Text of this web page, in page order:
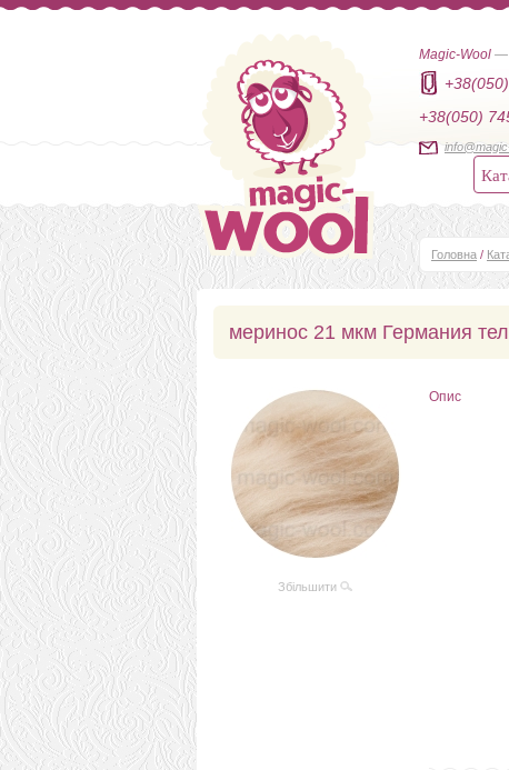
Magic-Wool —
+38(050)
Головна /
меринос 21 мкм Германия
Збільшити
Опис